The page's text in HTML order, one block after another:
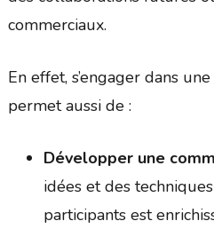
commerciaux.
En effet, s’engager dans
permet aussi de :
Développer une
idées et des
participants est